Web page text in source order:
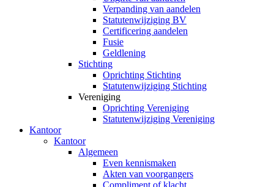
Verpanding van aandelen
Statutenwijziging BV
Certificering aandelen
Fusie
Geldlening
Stichting
Oprichting Stichting
Statutenwijziging Stichting
Vereniging
Oprichting Vereniging
Statutenwijziging Vereniging
Kantoor
Kantoor
Algemeen
Even kennismaken
Akten van voorgangers
Compliment of klacht